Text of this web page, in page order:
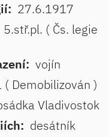
27.6.1917
5.stř.pl. ( Čs. legie
vojín
Demobilizován )
Vladivostok
desátník